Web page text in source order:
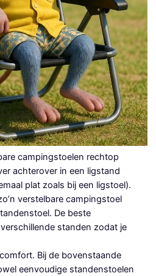
campingstoelen rechtop
achterover in een ligstand
plat zoals bij een ligstoel).
verstelbare campingstoel
De beste
standen zodat je
Bij de bovenstaande
eenvoudige standenstoelen